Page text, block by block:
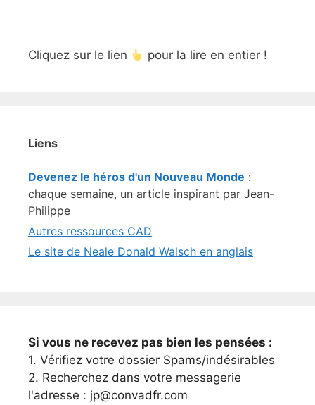
Cliquez sur le lien pour la lire en entier !
Liens
Devenez le héros d'un Nouveau Monde :
chaque semaine, un article inspirant par Jean-
Philippe
Autres ressources CAD
Le site de Neale Donald Walsch en anglais
Si vous ne recevez pas bien les pensées :
1. Vérifiez votre dossier Spams/indésirables
2. Recherchez dans votre messagerie
l'adresse : jp@convadfr.com